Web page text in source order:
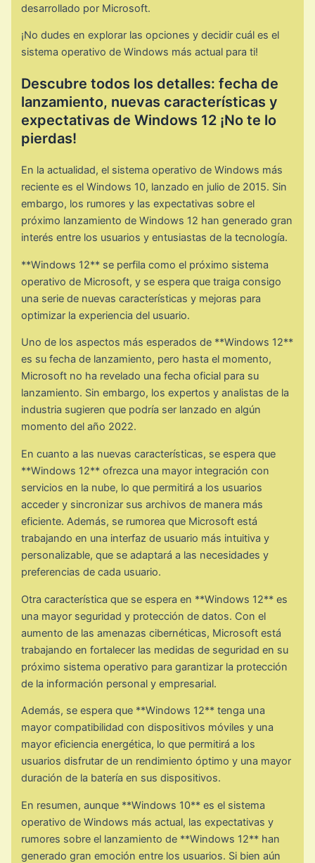
desarrollado por Microsoft.
¡No dudes en explorar las opciones y decidir cuál es el
sistema operativo de Windows más actual para ti!
Descubre todos los detalles: fecha de
lanzamiento, nuevas características y
expectativas de Windows 12 ¡No te lo
pierdas!
En la actualidad, el sistema operativo de Windows más
reciente es el Windows 10, lanzado en julio de 2015. Sin
embargo, los rumores y las expectativas sobre el
próximo lanzamiento de Windows 12 han generado gran
interés entre los usuarios y entusiastas de la tecnología.
**Windows 12** se perfila como el próximo sistema
operativo de Microsoft, y se espera que traiga consigo
una serie de nuevas características y mejoras para
optimizar la experiencia del usuario.
Uno de los aspectos más esperados de **Windows 12**
es su fecha de lanzamiento, pero hasta el momento,
Microsoft no ha revelado una fecha oficial para su
lanzamiento. Sin embargo, los expertos y analistas de la
industria sugieren que podría ser lanzado en algún
momento del año 2022.
En cuanto a las nuevas características, se espera que
**Windows 12** ofrezca una mayor integración con
servicios en la nube, lo que permitirá a los usuarios
acceder y sincronizar sus archivos de manera más
eficiente. Además, se rumorea que Microsoft está
trabajando en una interfaz de usuario más intuitiva y
personalizable, que se adaptará a las necesidades y
preferencias de cada usuario.
Otra característica que se espera en **Windows 12** es
una mayor seguridad y protección de datos. Con el
aumento de las amenazas cibernéticas, Microsoft está
trabajando en fortalecer las medidas de seguridad en su
próximo sistema operativo para garantizar la protección
de la información personal y empresarial.
Además, se espera que **Windows 12** tenga una
mayor compatibilidad con dispositivos móviles y una
mayor eficiencia energética, lo que permitirá a los
usuarios disfrutar de un rendimiento óptimo y una mayor
duración de la batería en sus dispositivos.
En resumen, aunque **Windows 10** es el sistema
operativo de Windows más actual, las expectativas y
rumores sobre el lanzamiento de **Windows 12** han
generado gran emoción entre los usuarios. Si bien aún